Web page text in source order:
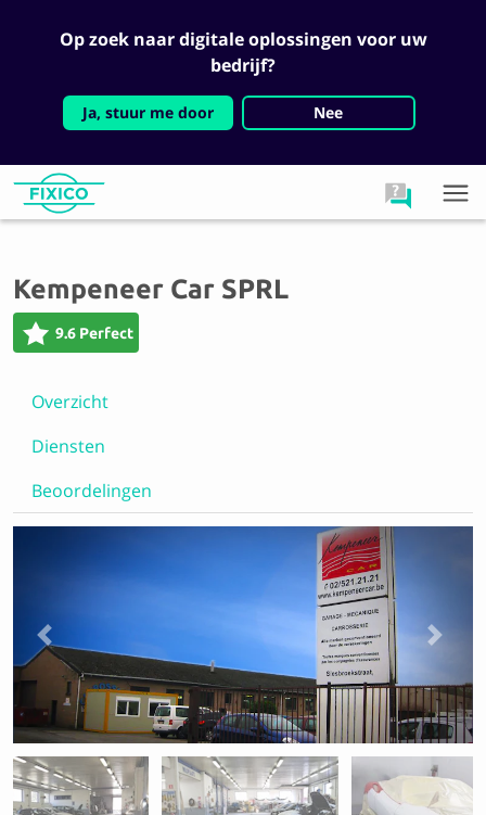
Op zoek naar digitale oplossingen voor uw
bedrijf?
Ja, stuur me door Nee
Kempeneer Car SPRL
9.6 Perfect
Overzicht
Diensten
Beoordelingen
Previous Next